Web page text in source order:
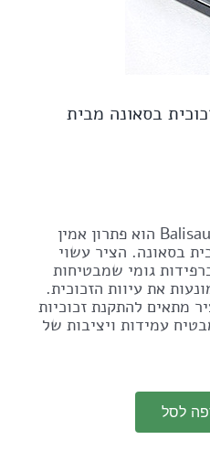
בסאונה מבית
הציר האלומיניום מבית Balisauna הוא פתרון אמין
בסאונה. הציר עשוי
גומי שמבטיחות
את עיוות הזכוכית.
מתאים להתקנת זכוכיות
12 מ"מ, ומבטיח עמידות ויציבות של
לסל